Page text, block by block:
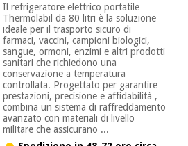
Il refrigeratore elettrico portatile
Thermolabil da 80 litri è la soluzione
ideale per il trasporto sicuro di
farmaci, vaccini, campioni biologici,
sangue, ormoni, enzimi e altri prodotti
sanitari che richiedono una
conservazione a temperatura
controllata. Progettato per garantire
prestazioni, precisione e affidabilità ,
combina un sistema di raffreddamento
avanzato con materiali di livello
militare che assicurano ...